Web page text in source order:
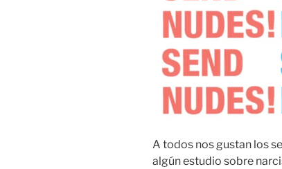
A todos nos gustan los
algún estudio sobre